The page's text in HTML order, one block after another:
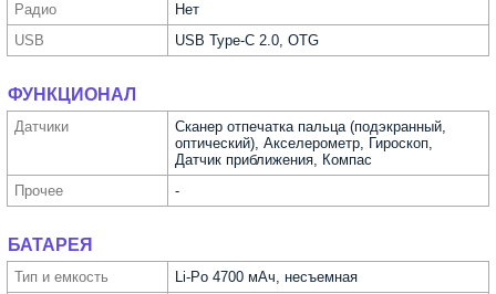
Радио
Нет
USB
USB Type-C 2.0, OTG
ФУНКЦИОНАЛ
Датчики
Сканер отпечатка пальца (подэкранный,
оптический), Акселерометр, Гироскоп,
Датчик приближения, Компас
Прочее
-
БАТАРЕЯ
Тип и емкость
Li-Po 4700 мАч, несъемная